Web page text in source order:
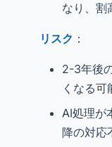
なり、割
リスク ：
2-3年後
くなる可
AI処理が
降の対応